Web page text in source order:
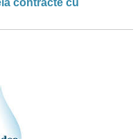
contracte cu